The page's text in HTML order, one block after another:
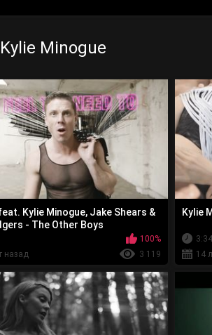
Minogue
feat. Kylie Minogue, Jake Shears &
- The Other Boys
100%
назад
3 119
Kylie
3:34
14